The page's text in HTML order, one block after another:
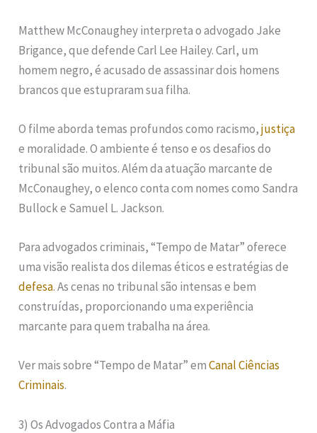
Matthew McConaughey interpreta o advogado Jake
Brigance, que defende Carl Lee Hailey. Carl, um
homem negro, é acusado de assassinar dois homens
brancos que estupraram sua filha.
O filme aborda temas profundos como racismo,justiça
e moralidade. O ambiente é tenso e os desafios do
tribunal são muitos. Além da atuação marcante de
McConaughey, o elenco conta com nomes como Sandra
Bullock e Samuel L. Jackson.
Para advogados criminais, “Tempo de Matar” oferece
uma visão realista dos dilemas éticos e estratégias de
defesa. As cenas no tribunal são intensas e bem
construídas, proporcionando uma experiência
marcante para quem trabalha na área.
Ver mais sobre “Tempo de Matar” emCanal Ciências
Criminais.
3) Os Advogados Contra a Máfia